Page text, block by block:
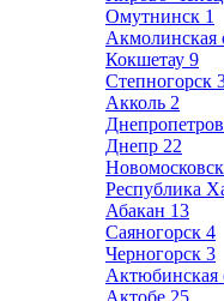
Омутнинск 1
Акмолинская
Кокшетау 9
Степногорск
Акколь 2
Днепр 22
Новомосковск
Республика
Абакан 13
Саяногорск 4
Черногорск 3
Актюбинская
Актобе 25